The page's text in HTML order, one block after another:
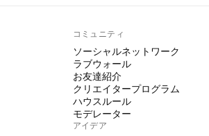
コミュニティ
ソーシャルネットワーク
ラブウォール
お友達紹介
クリエイタープログラム
ハウスルール
モデレーター
アイデア